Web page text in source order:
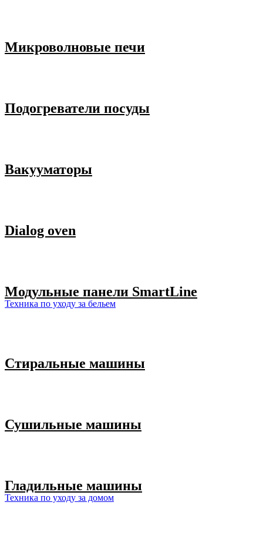
Микроволновые печи
Подогреватели посуды
Вакууматоры
Dialog oven
Модульные панели SmartLine
Техника по уходу за бельем
Стиральные машины
Сушильные машины
Гладильные машины
Техника по уходу за домом